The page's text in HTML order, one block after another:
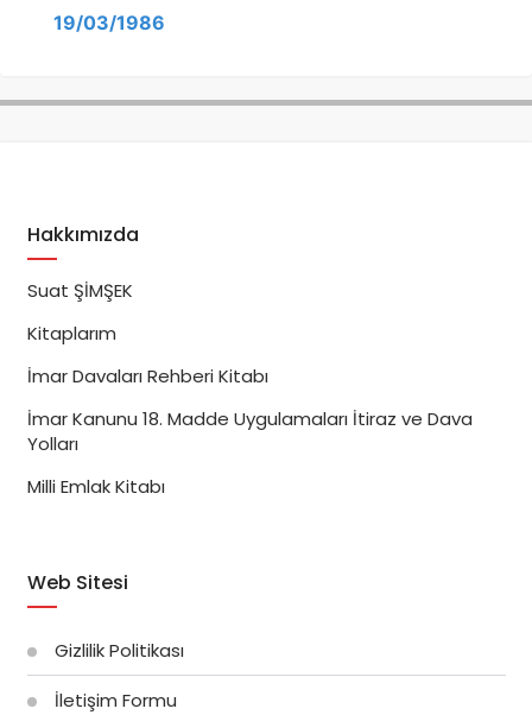
19/03/1986
Hakkımızda
Suat ŞİMŞEK
Kitaplarım
İmar Davaları Rehberi Kitabı
İmar Kanunu 18. Madde Uygulamaları İtiraz ve Dava
Yolları
Milli Emlak Kitabı
Web Sitesi
Gizlilik Politikası
İletişim Formu